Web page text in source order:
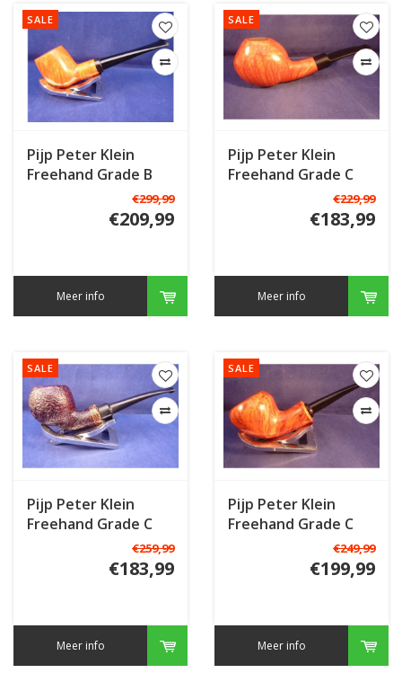
SALE
Pijp Peter Klein
Freehand Grade B
€299,99
€209,99
Meer info
SALE
Pijp Peter Klein
Freehand Grade C
€229,99
€183,99
Meer info
SALE
Pijp Peter Klein
Freehand Grade C
€259,99
€183,99
Meer info
SALE
Pijp Peter Klein
Freehand Grade C
€249,99
€199,99
Meer info